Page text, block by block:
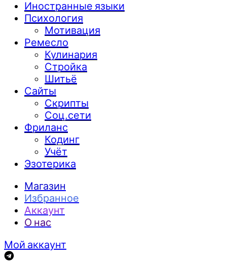
Иностранные языки
Психология
Мотивация
Ремесло
Кулинария
Стройка
Шитьё
Сайты
Скрипты
Соц.сети
Фриланс
Кодинг
Учёт
Эзотерика
Магазин
Избранное
Аккаунт
О нас
Мой аккаунт